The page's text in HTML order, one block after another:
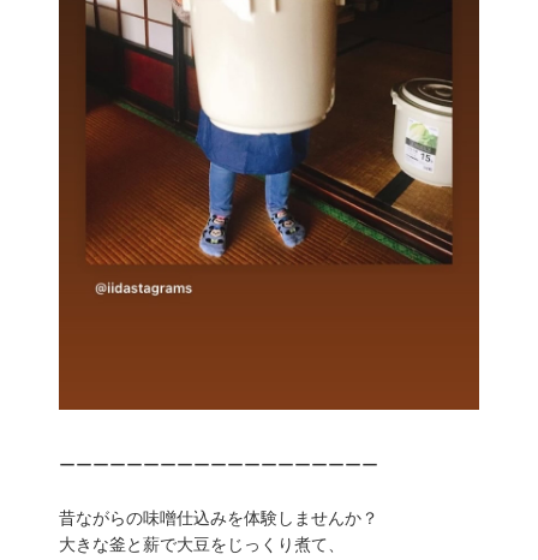
ーーーーーーーーーーーーーーーーーーー
昔ながらの味噌仕込みを体験しませんか？
大きな釜と薪で大豆をじっくり煮て、